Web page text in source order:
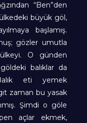
“Ben”den
ülkedeki büyük göl,
başlamış.
gözler umutla
O günden
balıklar da
eti yemek
zaman bu yasak
Şimdi o göle
açlar ekmek,